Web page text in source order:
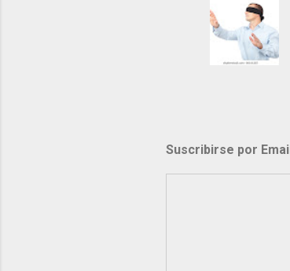
Suscribirse por Email